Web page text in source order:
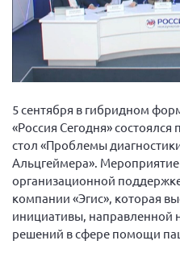
Вице-президент
Информационная служба
Отдел международных
Вице-президент Валюх
Вице-президент
Вице-президент
Вице-президент Груба
Главный бухгалтер
Конференция ОООИБРС
5 сентября в гибридном
«Россия Сегодня»
стол «Проблемы
Альцгеймера».
организационной
компании «Эгис», которая
инициативы, направленной
решений в сфере помощи